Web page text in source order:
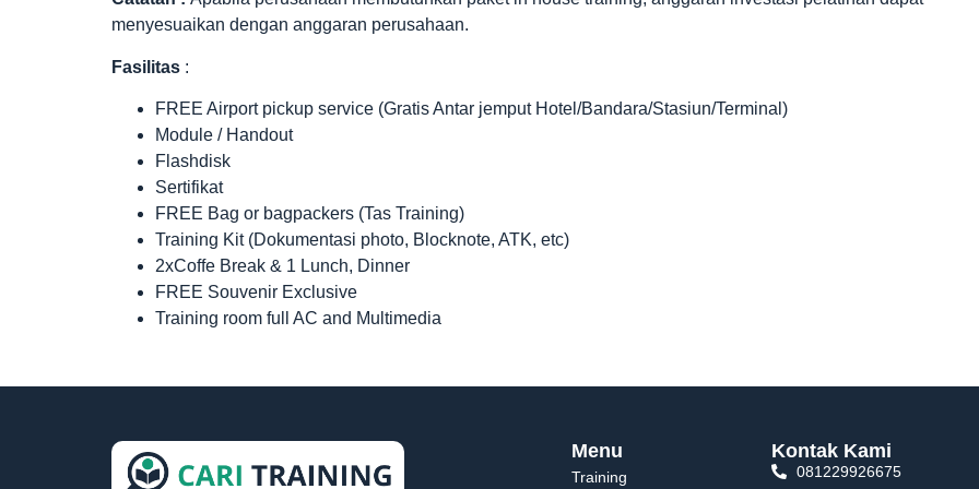
menyesuaikan dengan anggaran perusahaan.
Fasilitas :
FREE Airport pickup service (Gratis Antar jemput Hotel/Bandara/Stasiun/Terminal)
Module / Handout
Flashdisk
Sertifikat
FREE Bag or bagpackers (Tas Training)
Training Kit (Dokumentasi photo, Blocknote, ATK, etc)
2xCoffe Break & 1 Lunch, Dinner
FREE Souvenir Exclusive
Training room full AC and Multimedia
Menu
Training
Kontak Kami
081229926675